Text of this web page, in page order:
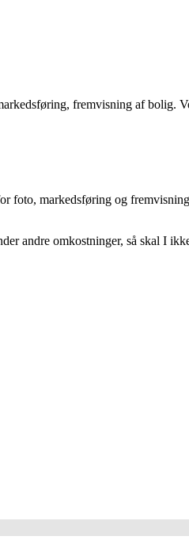
fremvisning af bolig.
foto, markedsføring og
andre omkostninger, så skal I